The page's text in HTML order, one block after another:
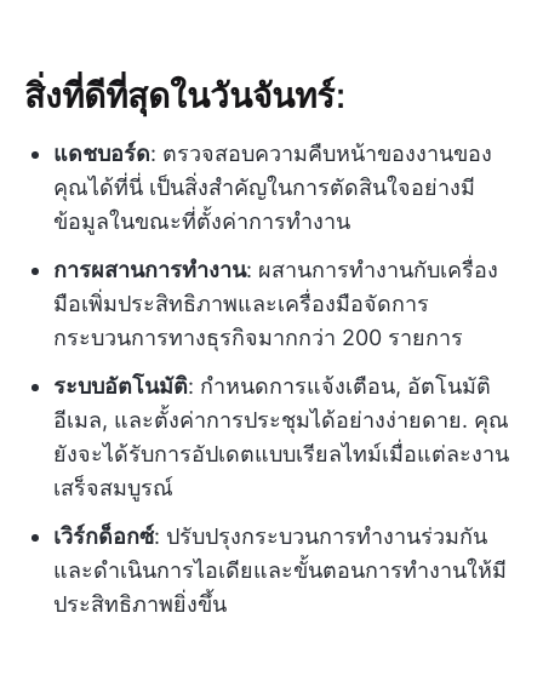
สิ่งที่ดีที่สุดในวันจันทร์:
แดชบอร์ด: ตรวจสอบความคืบหน้าของงานของ
คุณได้ที่นี่ เป็นสิ่งสำคัญในการตัดสินใจอย่างมี
ข้อมูลในขณะที่ตั้งค่าการทำงาน
การผสานการทำงาน: ผสานการทำงานกับเครื่อง
มือเพิ่มประสิทธิภาพและเครื่องมือจัดการ
กระบวนการทางธุรกิจมากกว่า 200 รายการ
ระบบอัตโนมัติ: กำหนดการแจ้งเตือน, อัตโนมัติ
อีเมล, และตั้งค่าการประชุมได้อย่างง่ายดาย. คุณ
ยังจะได้รับการอัปเดตแบบเรียลไทม์เมื่อแต่ละงาน
เสร็จสมบูรณ์
เวิร์กด็อกซ์: ปรับปรุงกระบวนการทำงานร่วมกัน
และดำเนินการไอเดียและขั้นตอนการทำงานให้มี
ประสิทธิภาพยิ่งขึ้น